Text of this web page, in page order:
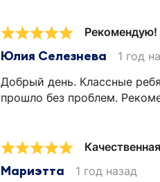
Рекомендую!
Юлия Селезнева
1 год
Добрый день. Классные
прошло без проблем.
Мариэтта
1 год назад